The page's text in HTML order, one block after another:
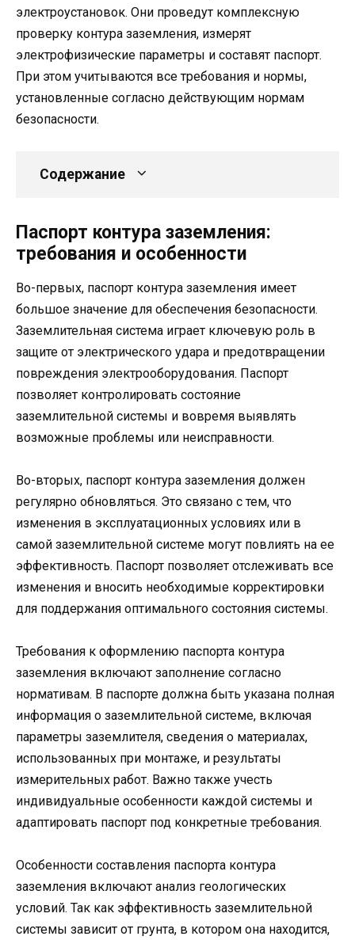
электроустановок. Они проведут комплексную
проверку контура заземления, измерят
электрофизические параметры и составят паспорт.
При этом учитываются все требования и нормы,
установленные согласно действующим нормам
безопасности.
Содержание
Паспорт контура заземления:
требования и особенности
Во-первых, паспорт контура заземления имеет
большое значение для обеспечения безопасности.
Заземлительная система играет ключевую роль в
защите от электрического удара и предотвращении
повреждения электрооборудования. Паспорт
позволяет контролировать состояние
заземлительной системы и вовремя выявлять
возможные проблемы или неисправности.
Во-вторых, паспорт контура заземления должен
регулярно обновляться. Это связано с тем, что
изменения в эксплуатационных условиях или в
самой заземлительной системе могут повлиять на ее
эффективность. Паспорт позволяет отслеживать все
изменения и вносить необходимые корректировки
для поддержания оптимального состояния системы.
Требования к оформлению паспорта контура
заземления включают заполнение согласно
нормативам. В паспорте должна быть указана полная
информация о заземлительной системе, включая
параметры заземлителя, сведения о материалах,
использованных при монтаже, и результаты
измерительных работ. Важно также учесть
индивидуальные особенности каждой системы и
адаптировать паспорт под конкретные требования.
Особенности составления паспорта контура
заземления включают анализ геологических
условий. Так как эффективность заземлительной
системы зависит от грунта, в котором она находится,